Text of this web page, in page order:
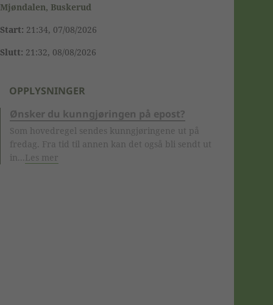
Mjøndalen, Buskerud
Start: 21:34, 07/08/2026
Slutt: 21:32, 08/08/2026
OPPLYSNINGER
Ønsker du kunngjøringen på epost?
Som hovedregel sendes kunngjøringene ut på
fredag. Fra tid til annen kan det også bli sendt ut
in... Les mer